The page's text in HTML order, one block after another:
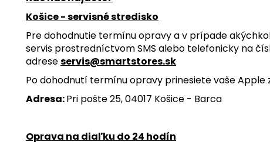
Košice - servisné stredisko
Pre dohodnutie termínu opravy a v prípade
servis prostredníctvom SMS alebo telefonicky na
adreseservis@smartstores.sk
Po dohodnutí termínu opravy prinesiete vaše Apple
Adresa:Pri pošte 25, 04017 Košice - Barca
Oprava na diaľku do 24 hodín